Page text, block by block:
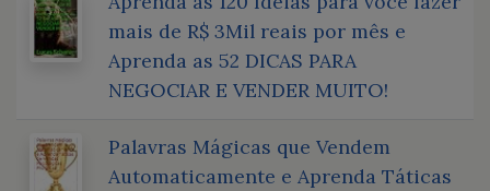
mais de R$ 3Mil reais por mês e
Aprenda as 52 DICAS PARA
NEGOCIAR E VENDER MUITO!
Palavras Mágicas que Vendem
Automaticamente e Aprenda Táticas